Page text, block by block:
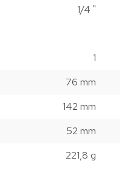
1/4 "
1
76 mm
142 mm
52 mm
221,8 g